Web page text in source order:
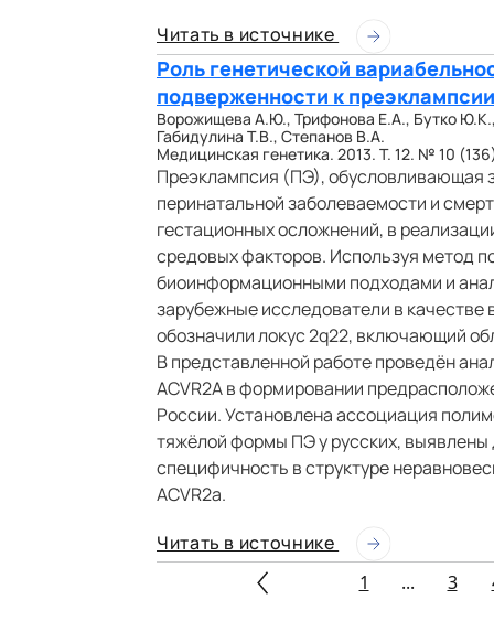
Читать в источнике
Роль генетической
подверженности к преэклампсии
Ворожищева А.Ю., Трифонова Е.А., Бутко
Габидулина Т.В., Степанов В.А.
Медицинская генетика. 2013. Т. 12. № 10
Преэклампсия (ПЭ), обусловливающая
перинатальной заболеваемости и
гестационных осложнений, в
средовых факторов. Используя метод
биоинформационными подходами и
зарубежные исследователи в
обозначили локус 2q22, включающий
В представленной работе проведён
ACVR2А в формировании
России. Установлена ассоциация
тяжёлой формы ПЭ у русских, выявлены
специфичность в структуре
ACVR2a.
Читать в источнике
1
... 3